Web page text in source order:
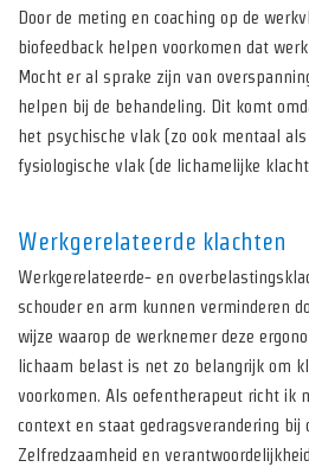
Door de meting en coaching op de
biofeedback helpen voorkomen dat
Mocht er al sprake zijn van
helpen bij de behandeling. Dit komt
het psychische vlak (zo ook mentaal
fysiologische vlak (de lichamelijke
Werkgerelateerde klachten
Werkgerelateerde- en
schouder en arm kunnen verminderen
wijze waarop de werknemer deze
lichaam belast is net zo belangrijk om
voorkomen. Als oefentherapeut richt ik
context en staat gedragsverandering bij
Zelfredzaamheid en